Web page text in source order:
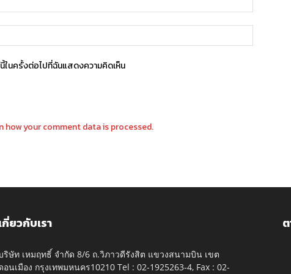
ในครั้งต่อไปที่ฉันแสดงความคิดเห็น
how your comment data is processed.
กี่ยวกับเรา
ริษัท เหมฤทธิ์ จำกัด 8/6 ถ.วิภาวดีรังสิต แขวงสนามบิน เขต
อนเมือง กรุงเทพมหนคร10210 Tel : 02-1925263-4, Fax : 02-